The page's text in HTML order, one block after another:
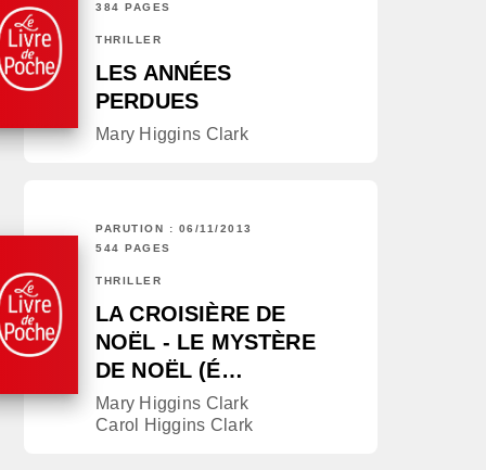
384 PAGES
THRILLER
LES ANNÉES
PERDUES
Mary Higgins Clark
PARUTION : 06/11/2013
544 PAGES
THRILLER
LA CROISIÈRE DE
NOËL - LE MYSTÈRE
DE NOËL (É…
Mary Higgins Clark
Carol Higgins Clark